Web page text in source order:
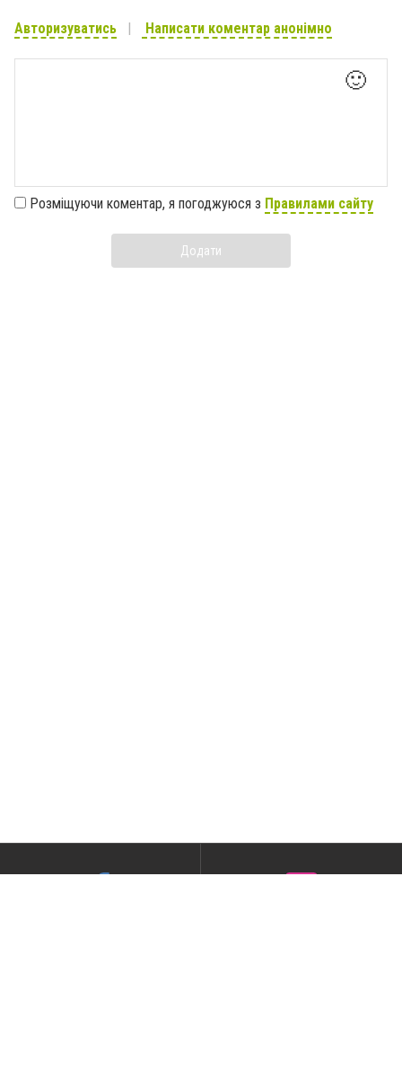
Авторизуватись Написати коментар анонімно
🙂
Розміщуючи коментар, я погоджуюся з Правилами сайту
Додати